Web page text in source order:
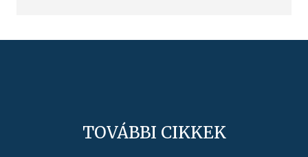
TOVÁBBI CIKKEK